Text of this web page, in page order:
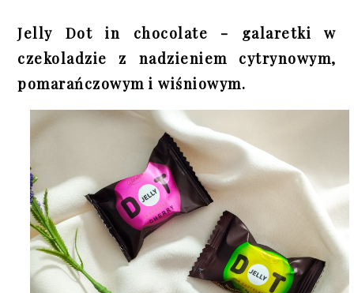
Jelly Dot in chocolate - galaretki w
czekoladzie z nadzieniem cytrynowym,
pomarańczowym i wiśniowym.